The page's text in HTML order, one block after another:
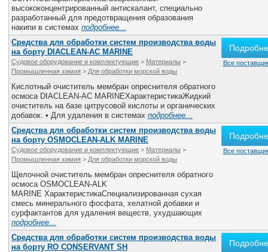
высококонцентрированный антискалант, специально
разработанный для предотвращения образования
накипи в системах подробнее...
Средства для обработки систем производства воды
на борту DIACLEAN-AC MARINE
Судовое оборудование и комплектующие > Материалы >
Промышленная химия > Для обработки морской воды
Кислотный очиститель мембран опреснителя обратного
осмоса DIACLEAN-AC MARINEХарактеристикаЖидкий
очиститель на базе цитрусовой кислоты и органических
добавок. • Для удаления в системах подробнее...
Все
Средства для обработки систем производства воды
на борту OSMOCLEAN-ALK MARINE
Судовое оборудование и комплектующие > Материалы >
Промышленная химия > Для обработки морской воды
Щелочной очиститель мембран опреснителя обратного
осмоса OSMOCLEAN-ALK
MARINE ХарактеристикаСпециализированная сухая
смесь минерального фосфата, хелатной добавки и
сурфактантов для удаления веществ, ухудшающих
подробнее...
Все
Средства для обработки систем производства воды
на борту RO CONSERVANT SH